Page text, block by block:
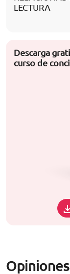
LECTURA
Descarga
curso de
Opiniones